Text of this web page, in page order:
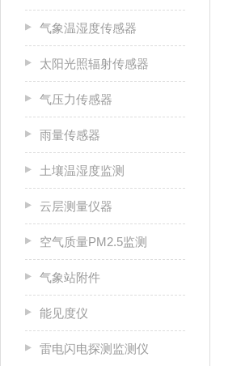
气象温湿度传感器
太阳光照辐射传感器
气压力传感器
雨量传感器
土壤温湿度监测
云层测量仪器
空气质量PM2.5监测
气象站附件
能见度仪
雷电闪电探测监测仪